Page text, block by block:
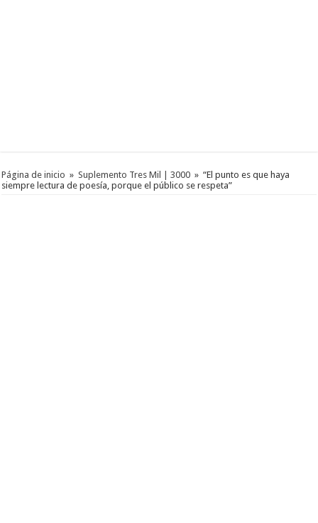
Página de inicio » Suplemento Tres Mil | 3000 » “El punto es que haya
siempre lectura de poesía, porque el público se respeta”